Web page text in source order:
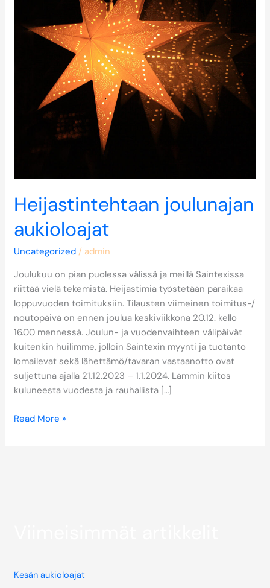
Heijastintehtaan joulunajan
aukioloajat
Uncategorized / admin
Joulukuu on pian puolessa välissä ja meillä Saintexissa
riittää vielä tekemistä. Heijastimia työstetään paraikaa
loppuvuoden toimituksiin. Tilausten viimeinen toimitus-/
noutopäivä on ennen joulua keskiviikkona 20.12. kello
16.00 mennessä. Joulun- ja vuodenvaihteen välipäivät
kuitenkin huilimme, jolloin Saintexin myynti ja tuotanto
lomailevat sekä lähettämö/tavaran vastaanotto ovat
suljettuna ajalla 21.12.2023 – 1.1.2024. Lämmin kiitos
kuluneesta vuodesta ja rauhallista […]
Read More »
Kesän aukioloajat